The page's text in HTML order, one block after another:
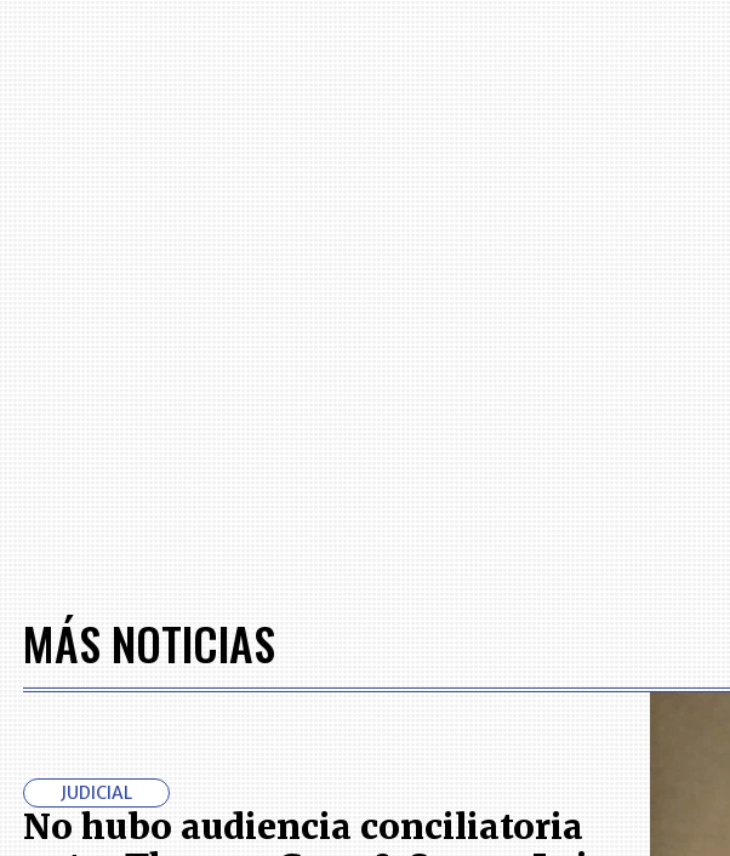
MÁS NOTICIAS
JUDICIAL
No hubo audiencia conciliatoria